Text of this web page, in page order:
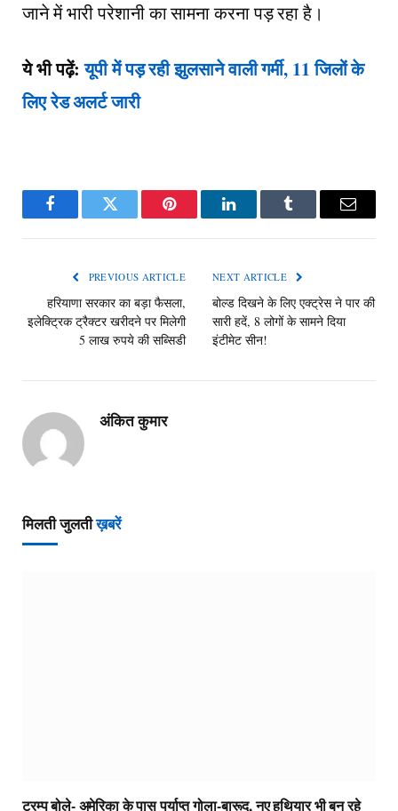
जाने में भारी परेशानी का सामना करना पड़ रहा है।
ये भी पढ़ें:यूपी में पड़ रही झुलसाने वाली गर्मी, 11 जिलों के
लिए रेड अलर्ट जारी
FacebookTwitter Pinterest LinkedInTumblr Email
PREVIOUS ARTICLE
हरियाणा सरकार का बड़ा फैसला,
इलेक्ट्रिक ट्रैक्टर खरीदने पर मिलेगी
5 लाख रुपये की सब्सिडी
NEXT ARTICLE
बोल्ड दिखने के लिए एक्ट्रेस ने पार की
सारी हदें, 8 लोगों के सामने दिया
इंटीमेट सीन!
अंकित कुमार
मिलती जुलतीख़बरें
ट्रम्प बोले- अमेरिका के पास पर्याप्त गोला-बारूद, नए हथियार भी बन रहे